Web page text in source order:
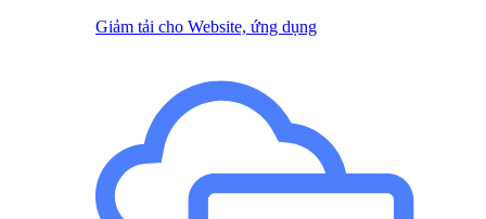
Giảm tải cho Website, ứng dụng